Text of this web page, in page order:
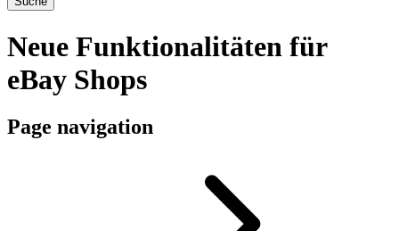
Neue Funktionalitäten für
eBay Shops
Page navigation